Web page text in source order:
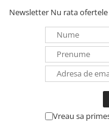
Panouri portabile
Racire/Incalzire
Statii energie portabile
Newsletter Nu rata
Vreau sa